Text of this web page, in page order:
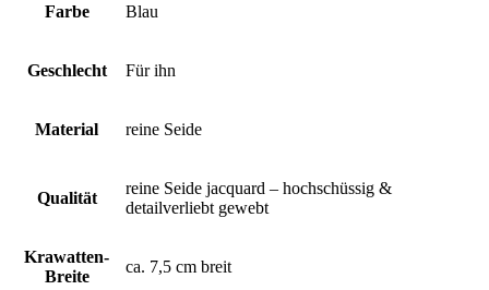
Fond
Farbe Blau
Geschlecht Für ihn
Material reine Seide
Qualität
reine Seide jacquard – hochschüssig &
detailverliebt gewebt
Krawatten-
Breite
ca. 7,5 cm breit